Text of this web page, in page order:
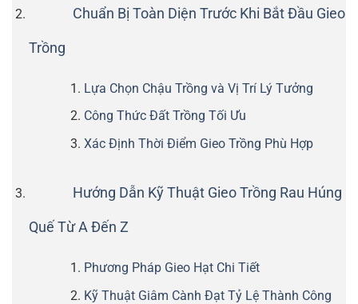
Chuẩn Bị Toàn Diện Trước Khi Bắt Đầu Gieo
Trồng
Lựa Chọn Chậu Trồng và Vị Trí Lý Tưởng
Công Thức Đất Trồng Tối Ưu
Xác Định Thời Điểm Gieo Trồng Phù Hợp
Hướng Dẫn Kỹ Thuật Gieo Trồng Rau Húng
Quế Từ A Đến Z
Phương Pháp Gieo Hạt Chi Tiết
Kỹ Thuật Giâm Cành Đạt Tỷ Lệ Thành Công